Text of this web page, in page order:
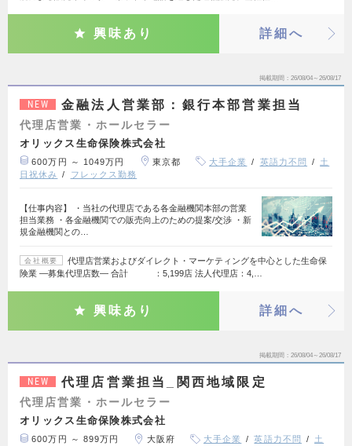
興味あり 詳細へ
掲載期間 26/08/04～26/08/17
NEW 金融法人営業部：銀行本部営業担当
代理店営業・ホールセラー
オリックス生命保険株式会社
600万円 ～ 1049万円 東京都 大手企業 英語力不問
土
日祝休み
フレックス勤務
【仕事内容】 ・当社の代理店である各金融機関本部の営業
担当業務 ・各金融機関での販売向上のための提案/交渉 ・新
規金融機関との…
会社概要
代理店営業およびダイレクト・マーケティングを中心とした生命保
険業 ―募集代理店数― 合計 ：5,199店 法人代理店：4,…
興味あり 詳細へ
掲載期間 26/08/04～26/08/17
NEW 代理店営業担当_関西地域限定
代理店営業・ホールセラー
オリックス生命保険株式会社
600万円 ～ 899万円 大阪府 大手企業 英語力不問 土